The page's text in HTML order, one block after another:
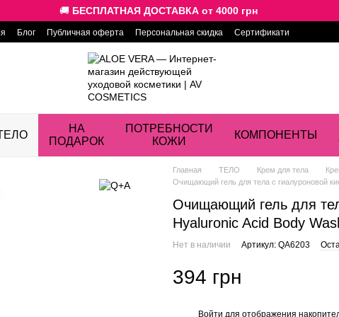
🚚 БЕСПЛАТНАЯ ДОСТАВКА от 4000 грн
Блог Публичная оферта Персональная скидка Сертификати
НА
ПОДАРОК
ПОТРЕБНОСТИ
КОЖИ
КОМПОНЕНТЫ
Главная ТЕЛО Крем для тела
Очищающий гель для тела с гиалуроновой
Очищающий гель для
Hyaluronic Acid Body
Нет в наличии Артикул: QA6203
394 грн
Войти для отображения